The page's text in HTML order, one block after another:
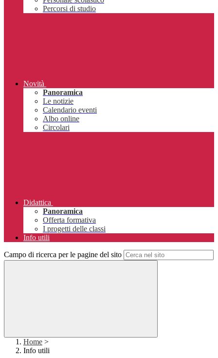
Percorsi di studio
Novità
Panoramica
Le notizie
Calendario eventi
Albo online
Circolari
Didattica
Panoramica
Offerta formativa
I progetti delle classi
Info utili
Campo di ricerca per le pagine del sito
Home >
Info utili